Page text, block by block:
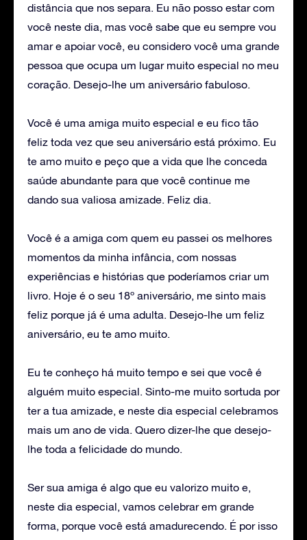
distância que nos separa. Eu não posso estar com
você neste dia, mas você sabe que eu sempre vou
amar e apoiar você, eu considero você uma grande
pessoa que ocupa um lugar muito especial no meu
coração. Desejo-lhe um aniversário fabuloso.
Você é uma amiga muito especial e eu fico tão
feliz toda vez que seu aniversário está próximo. Eu
te amo muito e peço que a vida que lhe conceda
saúde abundante para que você continue me
dando sua valiosa amizade. Feliz dia.
Você é a amiga com quem eu passei os melhores
momentos da minha infância, com nossas
experiências e histórias que poderíamos criar um
livro. Hoje é o seu 18º aniversário, me sinto mais
feliz porque já é uma adulta. Desejo-lhe um feliz
aniversário, eu te amo muito.
Eu te conheço há muito tempo e sei que você é
alguém muito especial. Sinto-me muito sortuda por
ter a tua amizade, e neste dia especial celebramos
mais um ano de vida. Quero dizer-lhe que desejo-
lhe toda a felicidade do mundo.
Ser sua amiga é algo que eu valorizo ​​muito e,
neste dia especial, vamos celebrar em grande
forma, porque você está amadurecendo. É por isso